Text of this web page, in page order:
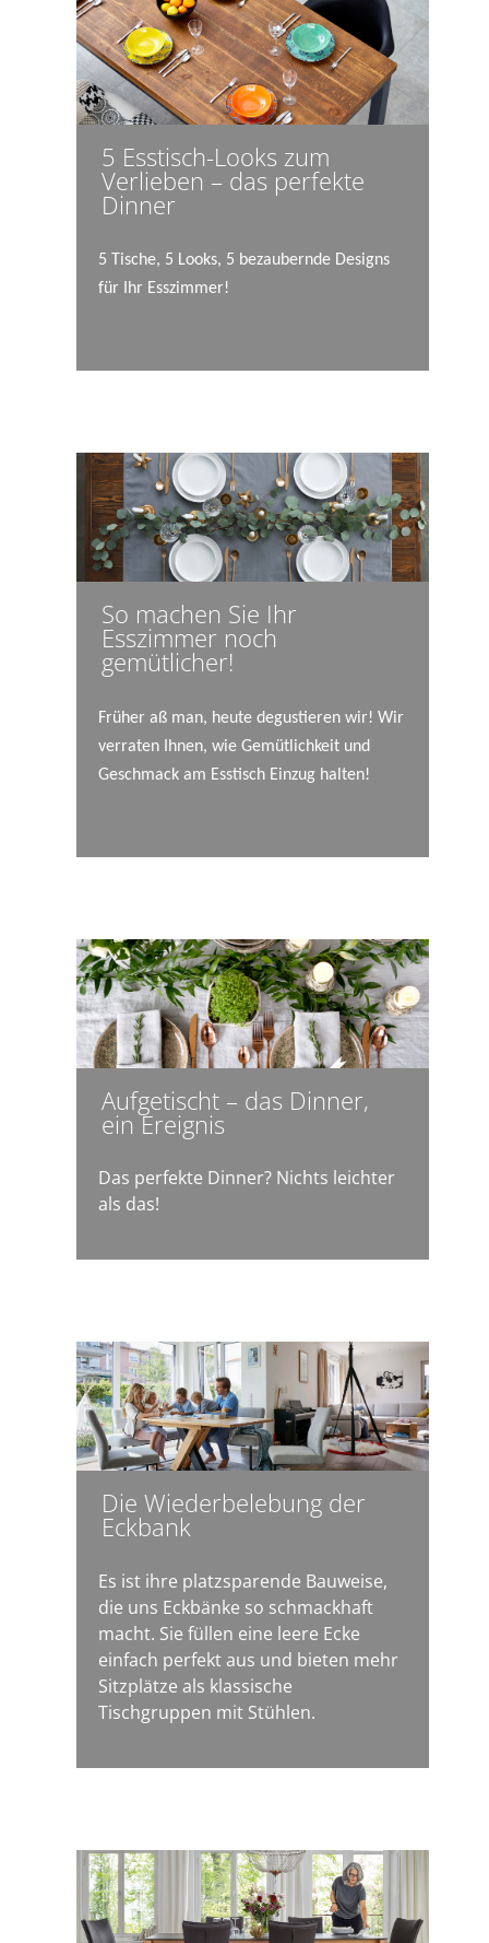
5 Esstisch-Looks zum
Verlieben – das perfekte
Dinner
5 Tische, 5 Looks, 5 bezaubernde Designs
für Ihr Esszimmer!
So machen Sie Ihr
Esszimmer noch
gemütlicher!
Früher aß man, heute degustieren wir! Wir
verraten Ihnen, wie Gemütlichkeit und
Geschmack am Esstisch Einzug halten!
Aufgetischt – das Dinner,
ein Ereignis
Das perfekte Dinner? Nichts leichter
als das!
Die Wiederbelebung der
Eckbank
Es ist ihre platzsparende Bauweise,
die uns Eckbänke so schmackhaft
macht. Sie füllen eine leere Ecke
einfach perfekt aus und bieten mehr
Sitzplätze als klassische
Tischgruppen mit Stühlen.